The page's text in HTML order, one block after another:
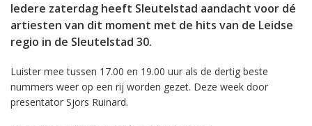
Iedere zaterdag heeft Sleutelstad aandacht voor dé
artiesten van dit moment met de hits van de Leidse
regio in de Sleutelstad 30.
Luister mee tussen 17.00 en 19.00 uur als de dertig beste
nummers weer op een rij worden gezet. Deze week door
presentator Sjors Ruinard.